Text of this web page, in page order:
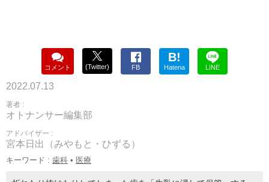
コメント (Twitter) FB
B!
Hatena LINE
2022.07.13
著者 :
オトナンサー編集部
アドバイザー :
宮本日出（みやもと・ひずる）
キーワード : 歯科 • 医療